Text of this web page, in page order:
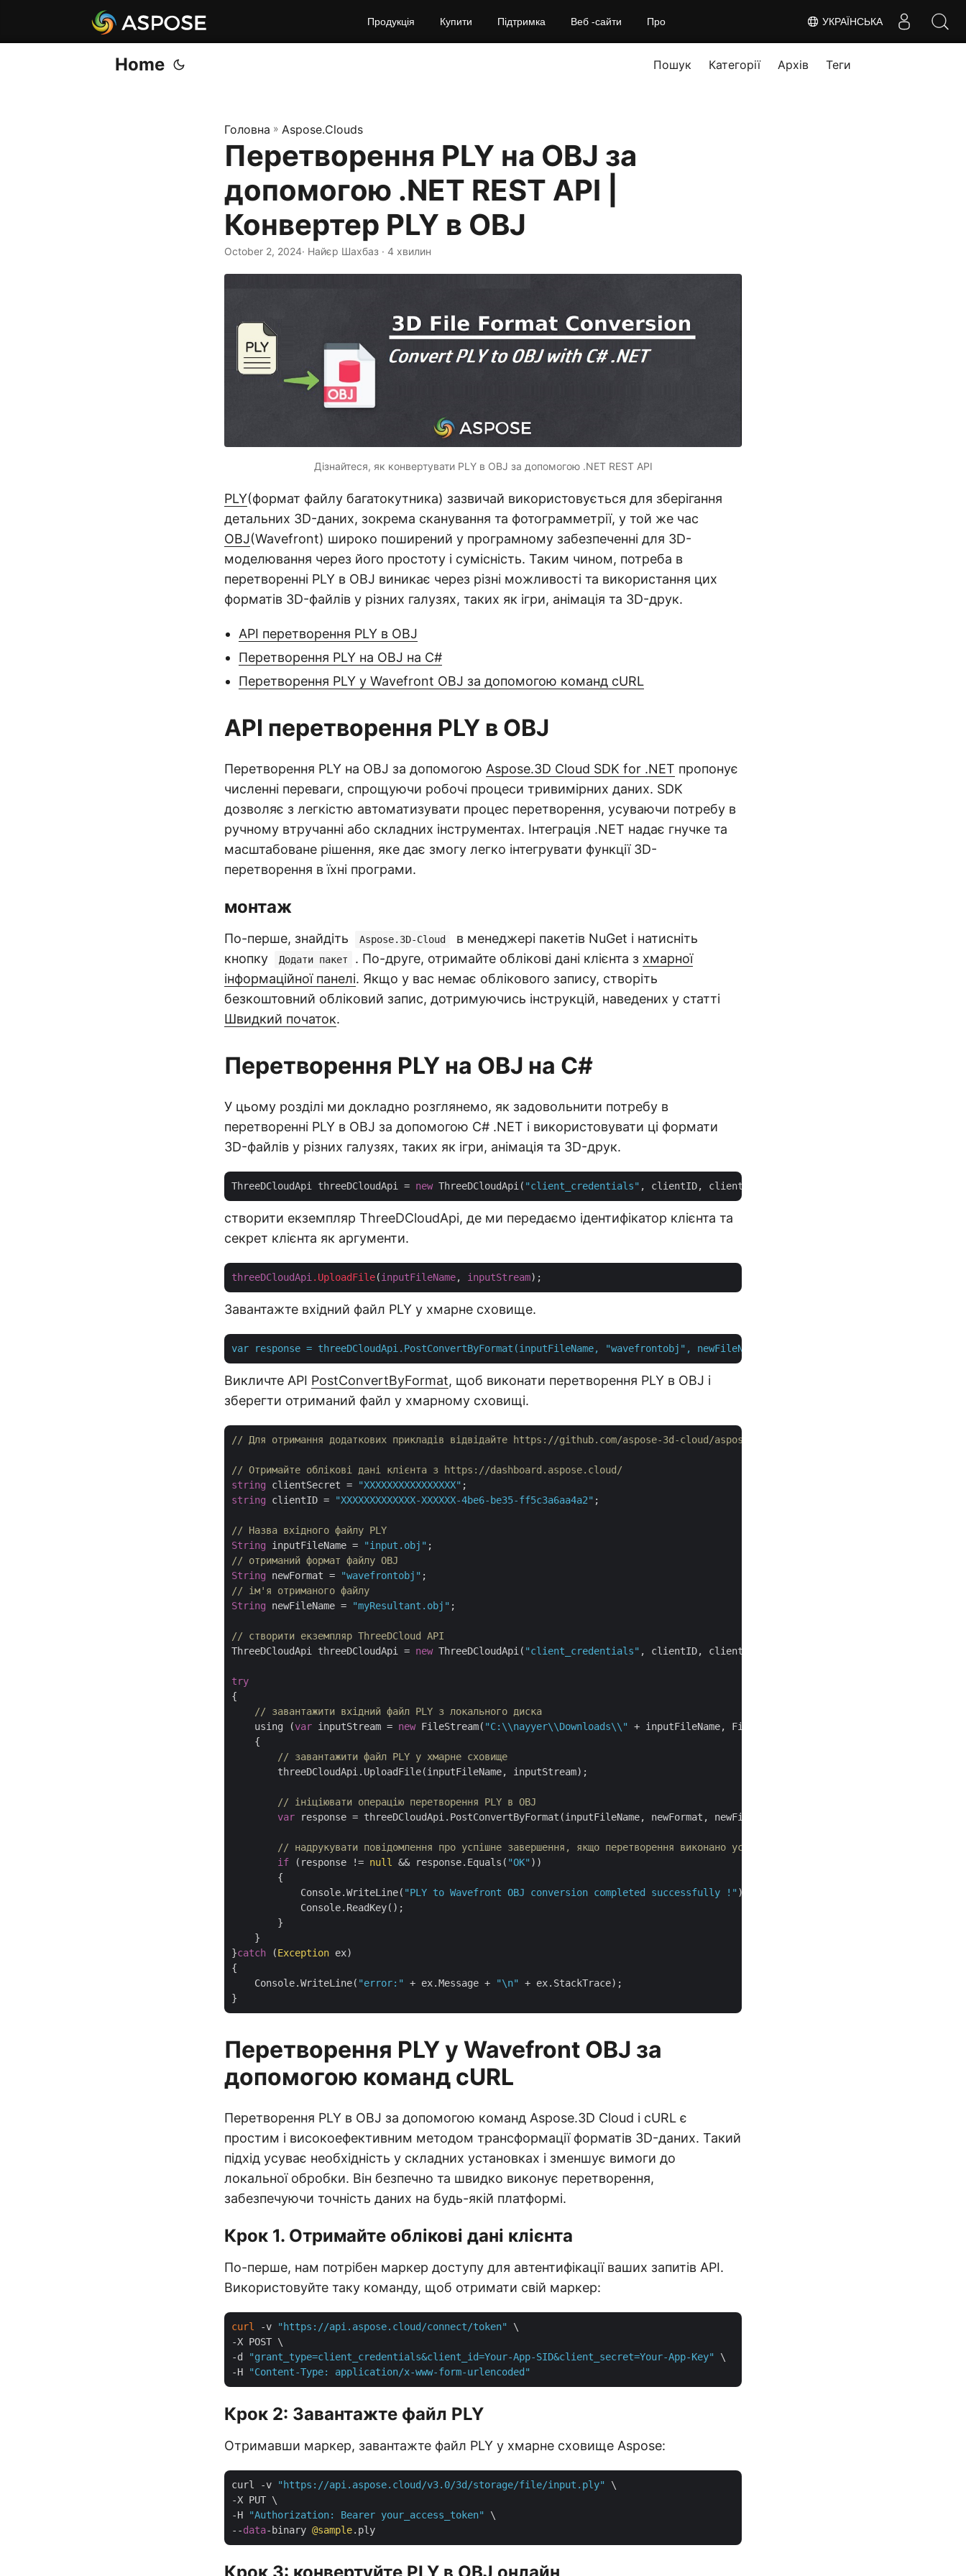
УКРАЇНСЬКА
Продукція Купити Підтримка Веб -сайти Про
Home Пошук Категорії Архів Теги
Головна » Aspose.Clouds
Перетворення PLY на OBJ за
допомогою .NET REST API |
Конвертер PLY в OBJ
October 2, 2024· Найєр Шахбаз · 4 хвилин
Дізнайтеся, як конвертувати PLY в OBJ за допомогою .NET REST API
PLY(формат файлу багатокутника) зазвичай використовується для зберігання
детальних 3D-даних, зокрема сканування та фотограмметрії, у той же час
OBJ(Wavefront) широко поширений у програмному забезпеченні для 3D-
моделювання через його простоту і сумісність. Таким чином, потреба в
перетворенні PLY в OBJ виникає через різні можливості та використання цих
форматів 3D-файлів у різних галузях, таких як ігри, анімація та 3D-друк.
API перетворення PLY в OBJ
Перетворення PLY на OBJ на C#
Перетворення PLY у Wavefront OBJ за допомогою команд cURL
API перетворення PLY в OBJ
Перетворення PLY на OBJ за допомогою Aspose.3D Cloud SDK for .NET пропонує
численні переваги, спрощуючи робочі процеси тривимірних даних. SDK
дозволяє з легкістю автоматизувати процес перетворення, усуваючи потребу в
ручному втручанні або складних інструментах. Інтеграція .NET надає гнучке та
масштабоване рішення, яке дає змогу легко інтегрувати функції 3D-
перетворення в їхні програми.
монтаж
По-перше, знайдіть Aspose.3D-Cloud
в менеджері пакетів NuGet і натисніть
кнопку
Додати пакет . По-друге, отримайте облікові дані клієнта з хмарної
інформаційної панелі. Якщо у вас немає облікового запису, створіть
безкоштовний обліковий запис, дотримуючись інструкцій, наведених у статті
Швидкий початок.
Перетворення PLY на OBJ на C#
У цьому розділі ми докладно розглянемо, як задовольнити потребу в
перетворенні PLY в OBJ за допомогою C# .NET і використовувати ці формати
3D-файлів у різних галузях, таких як ігри, анімація та 3D-друк.
ThreeDCloudApi threeDCloudApi = new ThreeDCloudApi( "client_credentials"
створити екземпляр ThreeDCloudApi, де ми передаємо ідентифікатор клієнта та
секрет клієнта як аргументи.
threeDCloudApi.UploadFile(inputFileName, inputStream
Завантажте вхідний файл PLY у хмарне сховище.
var response = threeDCloudApi.PostConvertByFormat(inputFileName, "wavefrontobj" , newFileName,
Викличте API PostConvertByFormat, щоб виконати перетворення PLY в OBJ і
зберегти отриманий файл у хмарному сховищі.
// Для отримання додаткових прикладів відвідайте https://github.com/aspose-3d-cloud/aspose-3d-cloud-dotnet
// Отримайте облікові дані клієнта з https://dashboard.aspose.cloud/
string clientSecret = "XXXXXXXXXXXXXXXX"
string clientID = "XXXXXXXXXXXXX-XXXXXX-4be6-be35-ff5c3a6aa4a2" ;
// Назва вхідного файлу PLY
String inputFileName = "input.obj"
// отриманий формат файлу OBJ
String newFormat = "wavefrontobj"
// ім'я отриманого файлу
String newFileName = "myResultant.obj" ;
// створити екземпляр ThreeDCloud API
ThreeDCloudApi threeDCloudApi = new ThreeDCloudApi( "client_credentials" , clientID, clientSecret);
try
{
// завантажити вхідний файл PLY з локального диска
    using (
var inputStream = new FileStream( "C:\\nayyer\\Downloads\\"
+ inputFileName, FileMode.Open))
    {
// завантажити файл PLY у хмарне сховище
        threeDCloudApi.UploadFile(inputFileName, inputStream);
// ініціювати операцію перетворення PLY в OBJ
var response = threeDCloudApi.PostConvertByFormat(inputFileName, newFormat, newFileName,
// надрукувати повідомлення про успішне завершення, якщо перетворення виконано успішно
if (response != null && response.Equals( "OK" ))
        {
            Console.WriteLine(
"PLY to Wavefront OBJ conversion completed successfully !" );
            Console.ReadKey();
        }
    }
}catch (Exception ex)
{
    Console.WriteLine(
"error:" + ex.Message + "\n"
+ ex.StackTrace);
Перетворення PLY у Wavefront OBJ за
допомогою команд cURL
Перетворення PLY в OBJ за допомогою команд Aspose.3D Cloud і cURL є
простим і високоефективним методом трансформації форматів 3D-даних. Такий
підхід усуває необхідність у складних установках і зменшує вимоги до
локальної обробки. Він безпечно та швидко виконує перетворення,
забезпечуючи точність даних на будь-якій платформі.
Крок 1. Отримайте облікові дані клієнта
По-перше, нам потрібен маркер доступу для автентифікації ваших запитів API.
Використовуйте таку команду, щоб отримати свій маркер:
curl -v "https://api.aspose.cloud/connect/token"
\
-X POST \
-d
"grant_type=client_credentials&client_id=Your-App-SID&client_secret=Your-App-Key"
\
-H
"Content-Type: application/x-www-form-urlencoded"
Крок 2: Завантажте файл PLY
Отримавши маркер, завантажте файл PLY у хмарне сховище Aspose:
curl -v "https://api.aspose.cloud/v3.0/3d/storage/file/input.ply"
\
-X PUT \
-H
"Authorization: Bearer your_access_token"
\
--data-binary @sample